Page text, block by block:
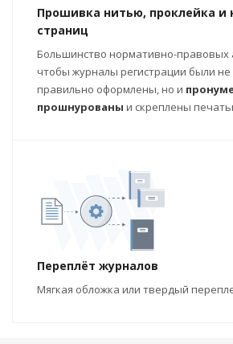
Прошивка нитью, проклейка и
страниц
Большинство нормативно-правовых
чтобы журналы регистрации были не
правильно оформлены, но и
прошнурованы и скреплены
Переплёт журналов
Мягкая обложка или твердый